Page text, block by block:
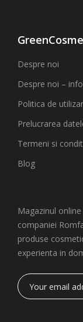
Despre noi
Despre noi –
Politica de
Prelucrarea
Termeni si
Blog
Magazinul
companiei
produse
experienta in